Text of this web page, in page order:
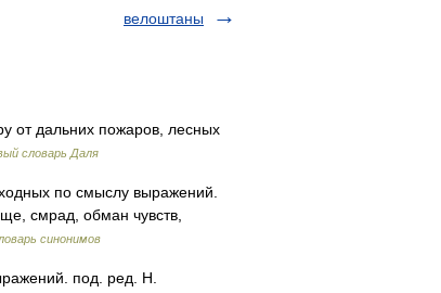
велоштаны
дальних пожаров, лесных
словарь Даля
по смыслу выражений.
смрад, обман чувств,
синонимов
под. ред. Н.